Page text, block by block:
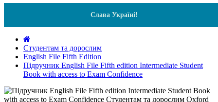
Слава Україні!
Студентам та дорослим
English File Fifth Edition
Підручник English File Fifth edition Intermediate Student
Book with access to Exam Confidence